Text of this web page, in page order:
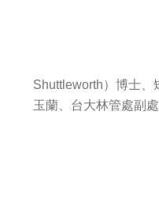
Shuttleworth）博士、
玉蘭、台大林管處副